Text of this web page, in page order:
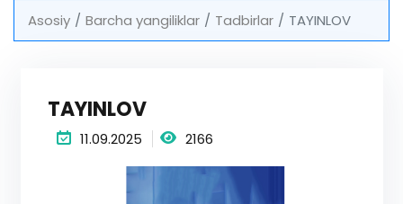
Asosiy Barcha yangiliklar Tadbirlar TAYINLOV
TAYINLOV
11.09.2025 2166